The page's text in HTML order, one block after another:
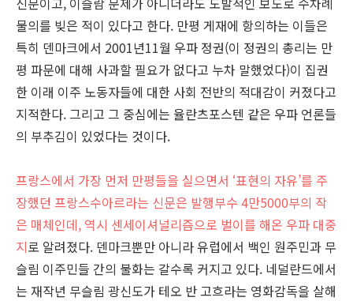
물의를 빚은 적이 있다고 한다. 만평 게재에 항의하는 이들은
특히 덴마크에서 2001년11월 우파 정권(이 정권의 총리는 만
평 파문에 대해 사과할 필요가 없다고 누차 말했었다)이 집권
한 이래 이주 노동자들에 대한 사회 전반의 적대감이 커졌다고
지적한다. 그리고 그 중심에는 율란츠포스텐 같은 우파 언론들
의 부추김이 있었다는 것이다.
프랑스에서 가장 먼저 만평들을 실으면서 ‘표현의 자유’를 주
장했던 프랑스수아르라는 신문은 발행부수 4만5000부의 작
은 매체인데, 역시 센세이셔널리즘으로 벌이를 해온 우파 대중
지로 알려졌다. 덴마크뿐만 아니라 유럽에서 백인 원주민과 무
슬림 이주민들 간의 불화는 갈수록 커지고 있다. 네덜란드에서
는 재작년 무슬림 광신도가 테오 반 고흐라는 영화감독을 살해